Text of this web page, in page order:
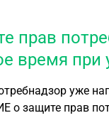
прав
время
уже
(далее –